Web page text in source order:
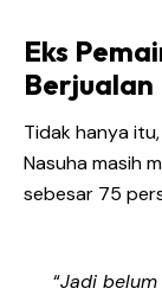
Eks
Berjualan
Tidak hanya
Nasuha masih
sebesar 75
“Jadi